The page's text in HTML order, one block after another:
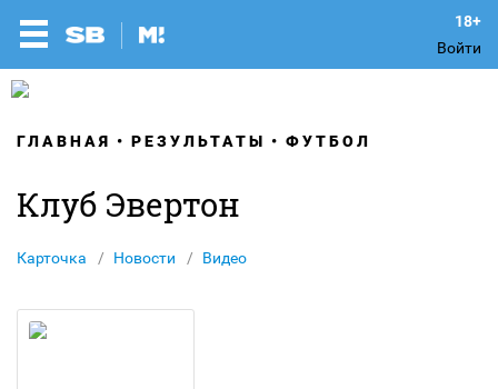
Войти
ГЛАВНАЯ РЕЗУЛЬТАТЫ ФУТБОЛ
Клуб Эвертон
Карточка Новости Видео